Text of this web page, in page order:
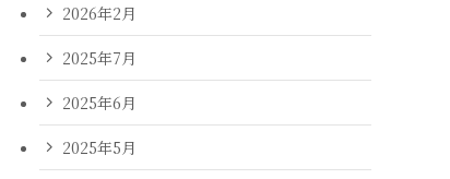
2026年2月
2025年7月
2025年6月
2025年5月